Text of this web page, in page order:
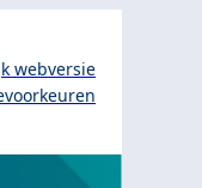
webversie